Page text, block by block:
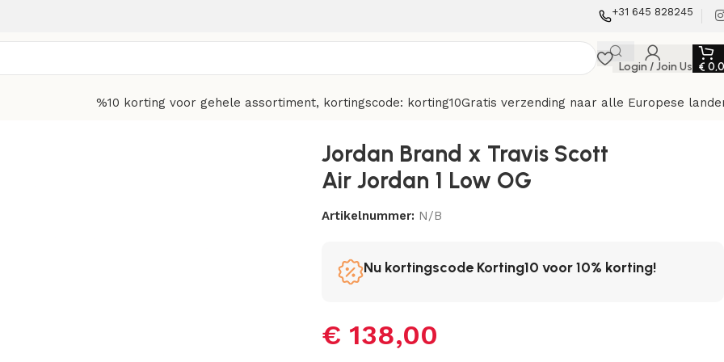
+31 645 828245
Login / Join Us €
%10 korting voor gehele assortiment, kortingscode: korting10Gratis verzending naar alle Europese
Jordan Brand x Travis Scott
Air Jordan 1 Low OG
Artikelnummer: N/B
Nu kortingscode Korting10 voor 10% korting!
€ 138,00